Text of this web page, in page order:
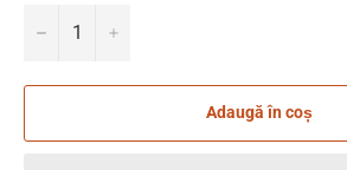
− +
Adaugă în coș